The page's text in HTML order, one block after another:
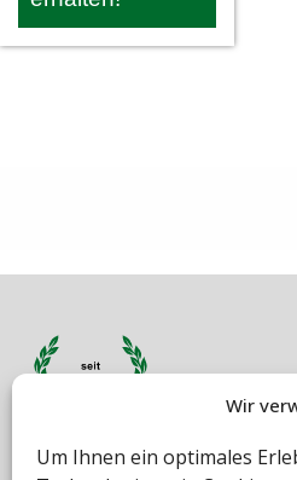
Wir
Um Ihnen ein optimales